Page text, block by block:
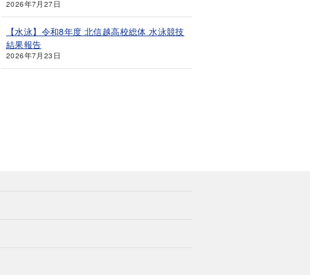
2026年7月27日
【水泳】令和8年度 北信越高校総体 水泳競技
結果報告
2026年7月23日